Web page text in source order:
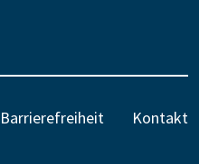
Barrierefreiheit
Kontakt